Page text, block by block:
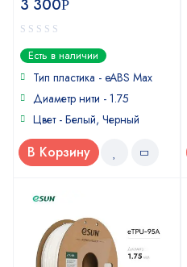
3 300Р
0
out
of
Есть в наличии
Тип пластика - eABS Max
Диаметр нити - 1.75
Цвет - Белый, Черный
В Корзину